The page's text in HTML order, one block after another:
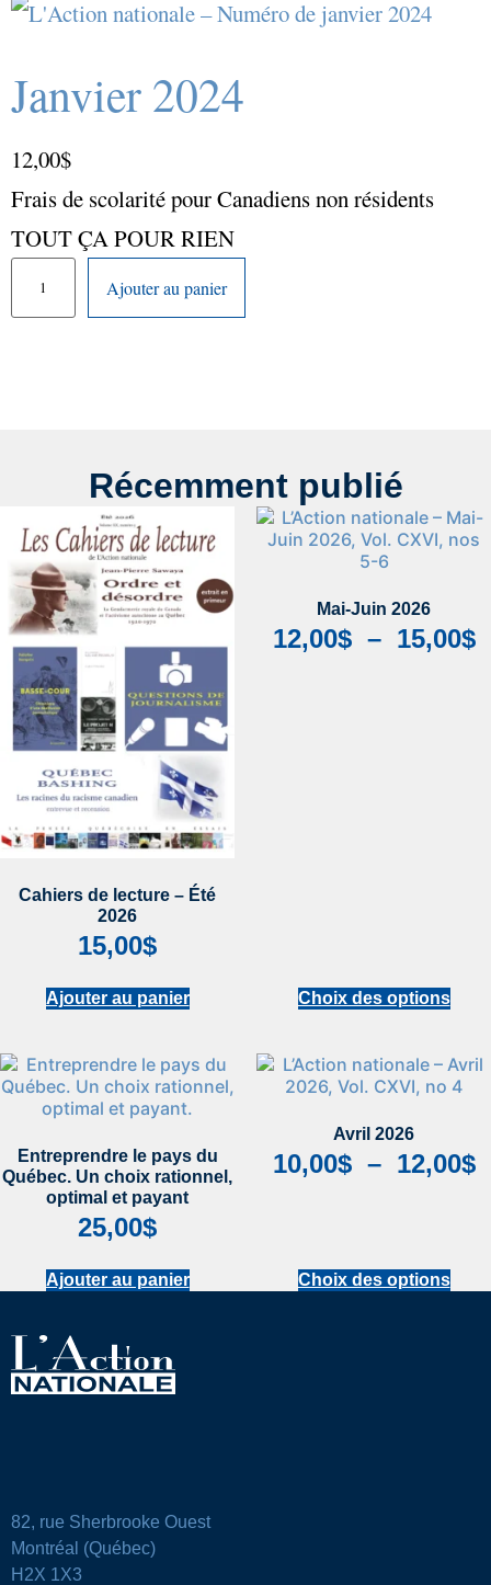
Janvier 2024
12,00$
Frais de scolarité pour Canadiens non résidents
TOUT ÇA POUR RIEN
Ajouter au panier
Récemment publié
Cahiers de lecture – Été
2026
15,00$
Ajouter au panier
Mai-Juin 2026
12,00$ – 15,00$
Choix des options
Entreprendre le pays du
Québec. Un choix rationnel,
optimal et payant
25,00$
Ajouter au panier
Avril 2026
10,00$ – 12,00$
Choix des options
82, rue Sherbrooke Ouest
Montréal (Québec)
H2X 1X3